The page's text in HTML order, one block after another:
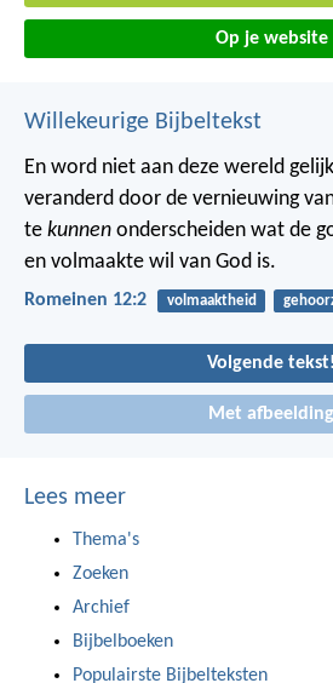
Op je website
Willekeurige Bijbeltekst
En word niet aan deze wereld
veranderd door de vernieuwing
te kunnen onderscheiden wat de
en volmaakte wil van God is.
Romeinen 12:2 volmaaktheid
Volgende tekst!
Met afbeelding
Lees meer
Thema's
Zoeken
Archief
Bijbelboeken
Populairste Bijbelteksten